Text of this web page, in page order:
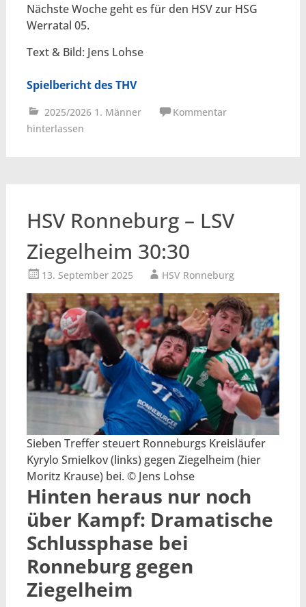
Nächste Woche geht es für den HSV zur HSG
Werratal 05.
Text & Bild: Jens Lohse
Spielbericht des THV
2025/2026 1. Männer
Kommentar
hinterlassen
HSV Ronneburg – LSV
Ziegelheim 30:30
13. September 2025 HSV Ronneburg
Sieben Treffer steuert Ronneburgs Kreisläufer
Kyrylo Smielkov (links) gegen Ziegelheim (hier
Moritz Krause) bei. © Jens Lohse
Hinten heraus nur noch
über Kampf: Dramatische
Schlussphase bei
Ronneburg gegen
Ziegelheim